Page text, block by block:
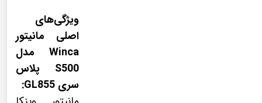
ویژگی‌های
اصلی مانیتور
Winca مدل
S500 پلاس
سری GL855: